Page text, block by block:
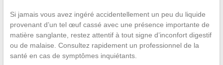
Si jamais vous avez ingéré accidentellement un peu du liquide
provenant d’un tel œuf cassé avec une présence importante de
matière sanglante, restez attentif à tout signe d’inconfort digestif
ou de malaise. Consultez rapidement un professionnel de la
santé en cas de symptômes inquiétants.